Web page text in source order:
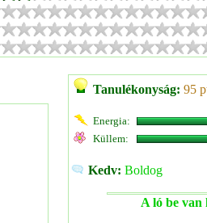
Tanulékonyság: 95
Energia:
Küllem:
Kedv: Boldog
A ló be van